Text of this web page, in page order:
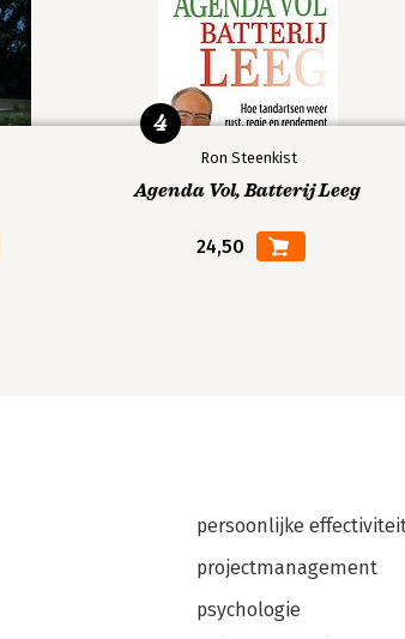
Ron Steenkist
Agenda Vol, Batterij Leeg
24,50
4
persoonlijke
projectmanagement
psychologie